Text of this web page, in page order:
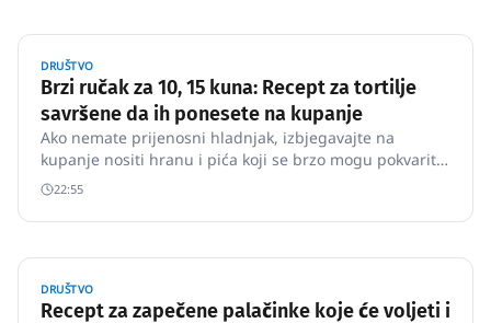
DRUŠTVO
Brzi ručak za 10, 15 kuna: Recept za tortilje
savršene da ih ponesete na kupanje
Ako nemate prijenosni hladnjak, izbjegavajte na
kupanje nositi hranu i pića koji se brzo mogu pokvariti
na suncu.
22:55
DRUŠTVO
Recept za zapečene palačinke koje će voljeti i